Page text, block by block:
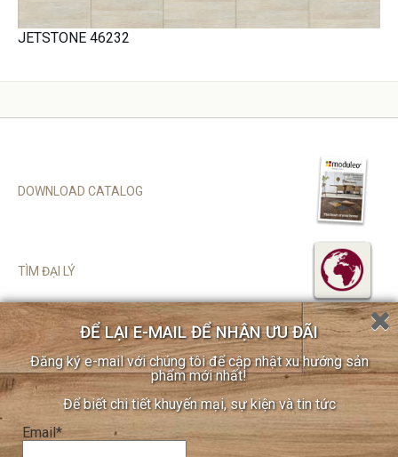
JETSTONE 46232
DOWNLOAD CATALOG
TÌM ĐẠI LÝ
SITEMAP
CHÍNH SÁCH BẢO MẬT
COOKIE POLICY
ĐĂNG KÝ ĐẠI LÝ
LIÊN HỆ
ĐỂ LẠI E-MAIL ĐỂ NHẬN ƯU ĐÃI
Đăng ký e-mail với chúng tôi để cập nhật xu hướng sản
phẩm mới nhất!
Để biết chi tiết khuyến mại, sự kiện và tin tức
Email*